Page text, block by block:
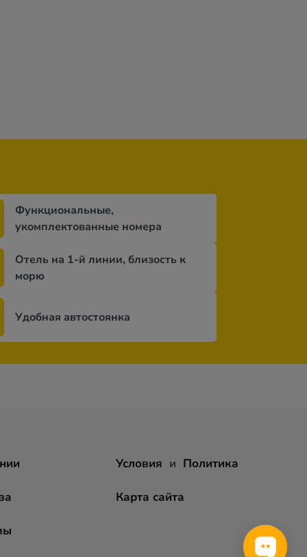
Функциональные,
укомплектованные номера
Отель на 1-й линии, близость к
морю
Удобная автостоянка
Условия и Политика
Карта сайта